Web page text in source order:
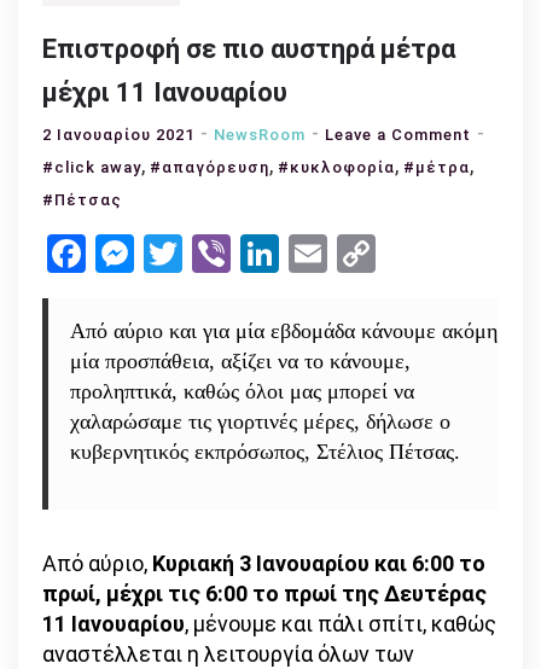
Επιστροφή σε πιο αυστηρά μέτρα
μέχρι 11 Ιανουαρίου
2 Ιανουαρίου 2021 NewsRoom Leave a Comment on
11
#click away, #απαγόρευση, #κυκλοφορία, #μέτρα,
#Πέτσας
Facebook
Messenger
Twitter
ViberLinkedIn
Email
Από αύριο και για μία εβδομάδα κάνουμε ακόμη
μία προσπάθεια, αξίζει να το κάνουμε,
προληπτικά, καθώς όλοι μας μπορεί να
χαλαρώσαμε τις γιορτινές μέρες, δήλωσε ο
κυβερνητικός εκπρόσωπος, Στέλιος Πέτσας.
Από αύριο, Κυριακή 3 Ιανουαρίου και 6:00 το
πρωί, μέχρι τις 6:00 το πρωί της Δευτέρας
11 Ιανουαρίου, μένουμε και πάλι σπίτι, καθώς
αναστέλλεται η λειτουργία όλων των